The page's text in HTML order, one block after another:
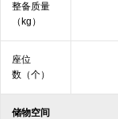
整备质量
（kg）
座位
数（个）
储物空间